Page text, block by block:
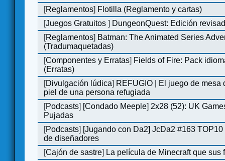
[Reglamentos] Flotilla (Reglamento y cartas)
[Juegos Gratuitos] DungeonQuest: Edición
[Reglamentos] Batman: The Animated Series
(Tradumaquetadas)
[Componentes y Erratas] Fields of Fire: Pack
(Erratas)
[Divulgación lúdica] REFUGIO | El juego de mesa
piel de una persona refugiada
[Podcasts] [Condado Meeple] 2x28 (52): UK
Pujadas
[Podcasts] [Jugando con Da2] JcDa2 #163
de diseñadores
[Cajón de sastre] La película de Minecraft que sus